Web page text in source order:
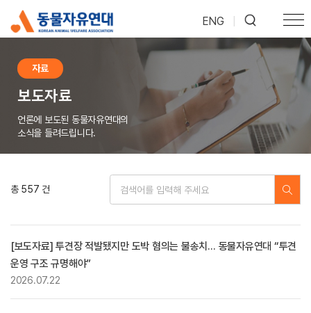
ENG
자료
보도자료
언론에 보도된 동물자유연대의
소식을 들려드립니다.
총 557 건
[보도자료] 투견장 적발됐지만 도박 혐의는 불송치… 동물자유연대 “투견
운영 구조 규명해야”
2026.07.22